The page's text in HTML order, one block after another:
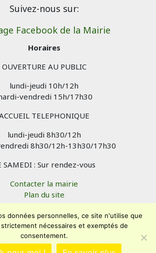
Suivez-nous sur:
Facebook de la Mairie
Horaires
OUVERTURE AU PUBLIC
lundi-jeudi 10h/12h
vendredi 15h/17h30
TELEPHONIQUE
lundi-jeudi 8h30/12h
8h30/12h-13h30/17h30
SAMEDI : Sur rendez-vous
Contacter la mairie
Plan du site
Mentions légales
Confidentialité
Accessibilité (en cours)
un site Commu'net !
données personnelles, ce site n'utilise que
nécessaires et exemptés de
consentement.